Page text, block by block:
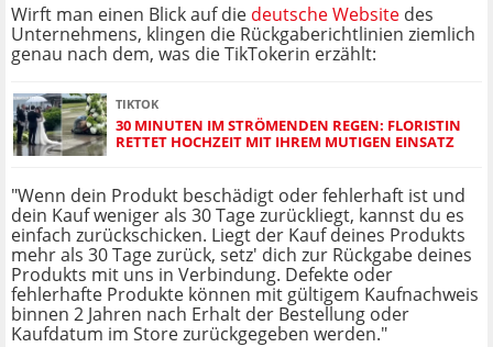
Wirft man einen Blick auf die deutsche Website des
Unternehmens, klingen die Rückgaberichtlinien ziemlich
genau nach dem, was die TikTokerin erzählt:
TIKTOK
30 MINUTEN IM STRÖMENDEN REGEN: FLORISTIN
RETTET HOCHZEIT MIT IHREM MUTIGEN EINSATZ
"Wenn dein Produkt beschädigt oder fehlerhaft ist und
dein Kauf weniger als 30 Tage zurückliegt, kannst du es
einfach zurückschicken. Liegt der Kauf deines Produkts
mehr als 30 Tage zurück, setz' dich zur Rückgabe deines
Produkts mit uns in Verbindung. Defekte oder
fehlerhafte Produkte können mit gültigem Kaufnachweis
binnen 2 Jahren nach Erhalt der Bestellung oder
Kaufdatum im Store zurückgegeben werden."